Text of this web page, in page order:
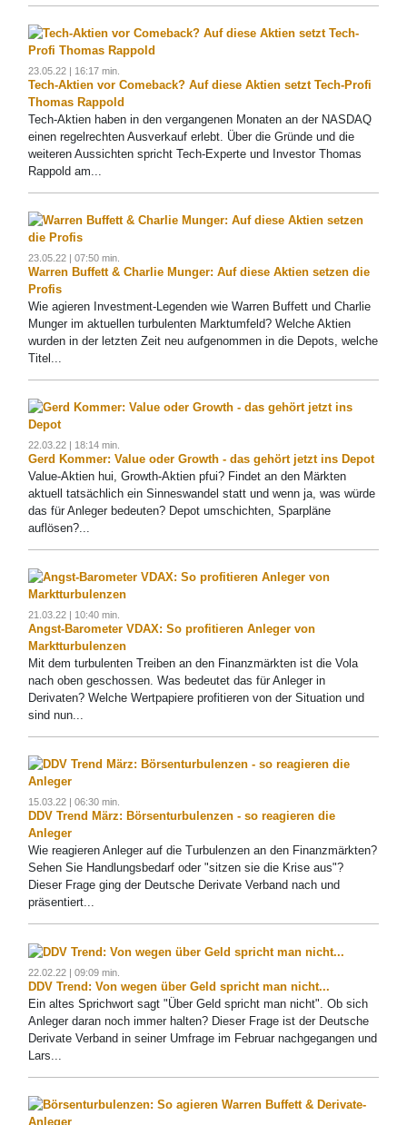
23.05.22 | 16:17 min.
Tech-Aktien vor Comeback? Auf diese Aktien setzt Tech-Profi
Thomas Rappold
Tech-Aktien haben in den vergangenen Monaten an der NASDAQ
einen regelrechten Ausverkauf erlebt. Über die Gründe und die
weiteren Aussichten spricht Tech-Experte und Investor Thomas
Rappold am...
23.05.22 | 07:50 min.
Warren Buffett & Charlie Munger: Auf diese Aktien setzen die
Profis
Wie agieren Investment-Legenden wie Warren Buffett und Charlie
Munger im aktuellen turbulenten Marktumfeld? Welche Aktien
wurden in der letzten Zeit neu aufgenommen in die Depots, welche
Titel...
22.03.22 | 18:14 min.
Gerd Kommer: Value oder Growth - das gehört jetzt ins Depot
Value-Aktien hui, Growth-Aktien pfui? Findet an den Märkten
aktuell tatsächlich ein Sinneswandel statt und wenn ja, was würde
das für Anleger bedeuten? Depot umschichten, Sparpläne
auflösen?...
21.03.22 | 10:40 min.
Angst-Barometer VDAX: So profitieren Anleger von
Marktturbulenzen
Mit dem turbulenten Treiben an den Finanzmärkten ist die Vola
nach oben geschossen. Was bedeutet das für Anleger in
Derivaten? Welche Wertpapiere profitieren von der Situation und
sind nun...
15.03.22 | 06:30 min.
DDV Trend März: Börsenturbulenzen - so reagieren die
Anleger
Wie reagieren Anleger auf die Turbulenzen an den Finanzmärkten?
Sehen Sie Handlungsbedarf oder "sitzen sie die Krise aus"?
Dieser Frage ging der Deutsche Derivate Verband nach und
präsentiert...
22.02.22 | 09:09 min.
DDV Trend: Von wegen über Geld spricht man nicht...
Ein altes Sprichwort sagt "Über Geld spricht man nicht". Ob sich
Anleger daran noch immer halten? Dieser Frage ist der Deutsche
Derivate Verband in seiner Umfrage im Februar nachgegangen und
Lars...